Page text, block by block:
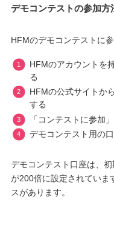
デモコンテストの参加方
HFMのデモコンテストに
HFMのアカウントを
る
HFMの公式サイトか
する
「コンテストに参加
デモコンテスト用の
デモコンテスト口座は、
が200倍に設定されていま
スがあります。